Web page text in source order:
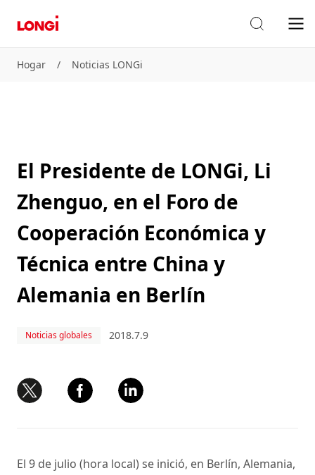
Hogar / Noticias LONGi
El Presidente de LONGi, Li
Zhenguo, en el Foro de
Cooperación Económica y
Técnica entre China y
Alemania en Berlín
Noticias globales 2018.7.9
El 9 de julio (hora local) se inició, en Berlín, Alemania,